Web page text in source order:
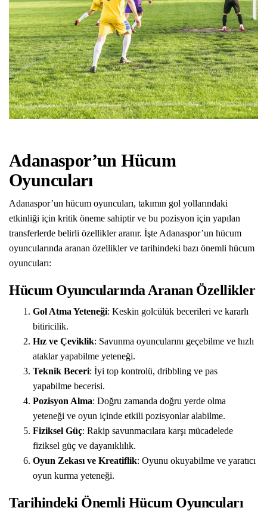
Adanaspor’un Hücum
Oyuncuları
Adanaspor’un hücum oyuncuları, takımın gol yollarındaki
etkinliği için kritik öneme sahiptir ve bu pozisyon için yapılan
transferlerde belirli özellikler aranır. İşte Adanaspor’un hücum
oyuncularında aranan özellikler ve tarihindeki bazı önemli hücum
oyuncuları:
Hücum Oyuncularında Aranan Özellikler
Gol Atma Yeteneği: Keskin golcülük becerileri ve kararlı
bitiricilik.
Hız ve Çeviklik: Savunma oyuncularını geçebilme ve hızlı
ataklar yapabilme yeteneği.
Teknik Beceri: İyi top kontrolü, dribbling ve pas
yapabilme becerisi.
Pozisyon Alma: Doğru zamanda doğru yerde olma
yeteneği ve oyun içinde etkili pozisyonlar alabilme.
Fiziksel Güç: Rakip savunmacılara karşı mücadelede
fiziksel güç ve dayanıklılık.
Oyun Zekası ve Kreatiflik: Oyunu okuyabilme ve yaratıcı
oyun kurma yeteneği.
Tarihindeki Önemli Hücum Oyuncuları